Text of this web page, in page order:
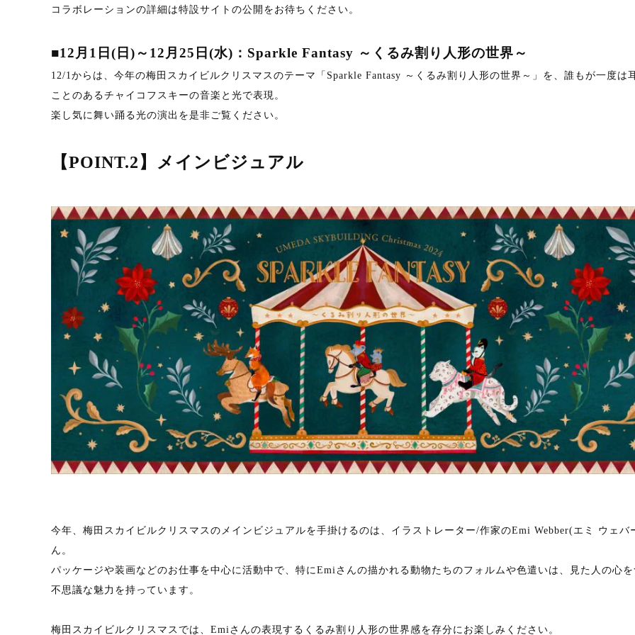
コラボレーションの詳細は特設サイトの公開をお待ちください。
■12月1日(日)～12月25日(水)：Sparkle Fantasy ～くるみ割り人形の世界～
12/1からは、今年の梅田スカイビルクリスマスのテーマ「Sparkle Fantasy ～くるみ割り人形の世界～」を、誰もが一度は
ことのあるチャイコフスキーの音楽と光で表現。
楽し気に舞い踊る光の演出を是非ご覧ください。
【POINT.2】メインビジュアル
今年、梅田スカイビルクリスマスのメインビジュアルを手掛けるのは、イラストレーター/作家のEmi Webber(エミ ウェバ
ん。
パッケージや装画などのお仕事を中心に活動中で、特にEmiさんの描かれる動物たちのフォルムや色遣いは、見た人の心
不思議な魅力を持っています。
梅田スカイビルクリスマスでは、Emiさんの表現するくるみ割り人形の世界感を存分にお楽しみください。